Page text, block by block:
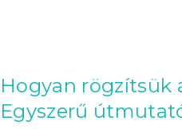
Hogyan rögzítsük
Egyszerű